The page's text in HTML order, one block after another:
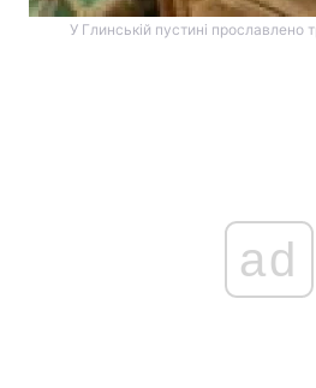
У Глинській пустині прославлено
ad